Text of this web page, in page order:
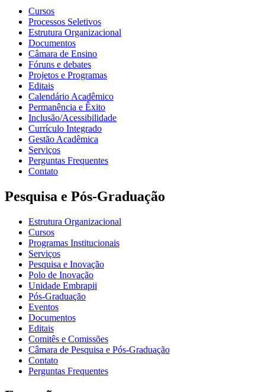
Cursos
Processos Seletivos
Estrutura Organizacional
Documentos
Câmara de Ensino
Fóruns e debates
Projetos e Programas
Editais
Calendário Acadêmico
Permanência e Êxito
Inclusão/Acessibilidade
Currículo Integrado
Gestão Acadêmica
Serviços
Perguntas Frequentes
Contato
Pesquisa e Pós-Graduação
Estrutura Organizacional
Cursos
Programas Institucionais
Serviços
Pesquisa e Inovação
Polo de Inovação
Unidade Embrapii
Pós-Graduação
Eventos
Documentos
Editais
Comitês e Comissões
Câmara de Pesquisa e Pós-Graduação
Contato
Perguntas Frequentes